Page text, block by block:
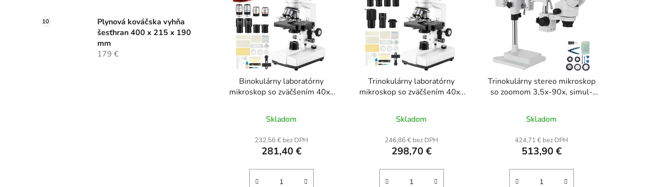
Plynová kováčska vyhňa
šesťhran 400 x 215 x 190
mm
179 €
Binokulárny laboratórny
mikroskop so zväčšením 40x-
40X, 100X
hodnotenie
produktu
je
z
Skladom
232,56 € bez DPH
281,40 €
Trinokulárny laboratórny
mikroskop so zväčšením 40x-
100X,, 2X pomocná šošovka
hodnotenie
produktu
je
z
Skladom
246,86 € bez DPH
298,70 €
Trinokulárny stereo mikroskop
so zoomom 3,5x-90x, simul-
360°, s nastaviteľným dvojitým
ramenovým statívom
hodnotenie
produktu
je
z
Skladom
424,71 € bez DPH
513,90 €